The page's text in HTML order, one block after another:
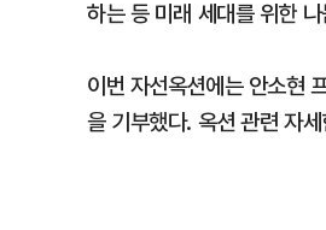
하는 등 미래 세대를 위한
이번 자선옥션에는 안소현
을 기부했다. 옥션 관련 자